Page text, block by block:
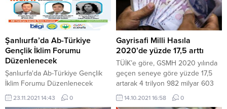
Şanlıurfa’da Ab-Türkiye
Gençlik İklim Forumu
Düzenlenecek
Şanlıurfa'da Ab-Türkiye Gençlik
İklim Forumu Düzenlenecek
23.11.2021 14:43 0
Gayrisafi Milli Hasıla
2020’de yüzde 17,5 arttı
TÜİK’e göre, GSMH 2020 yılında
geçen seneye göre yüzde 17,5
artarak 4 trilyon 982 milyar 603
milyon 819 bin TL oldu. ANKARA
– Türkiye İstatistik Kurumu (TÜİK),
14.10.2021 16:58 0